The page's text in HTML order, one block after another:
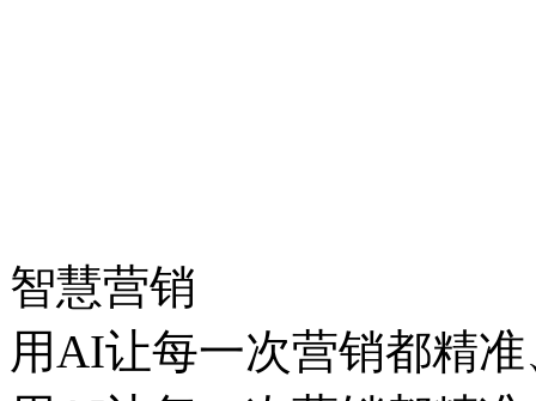
智慧营销
用AI让每一次营销都精准